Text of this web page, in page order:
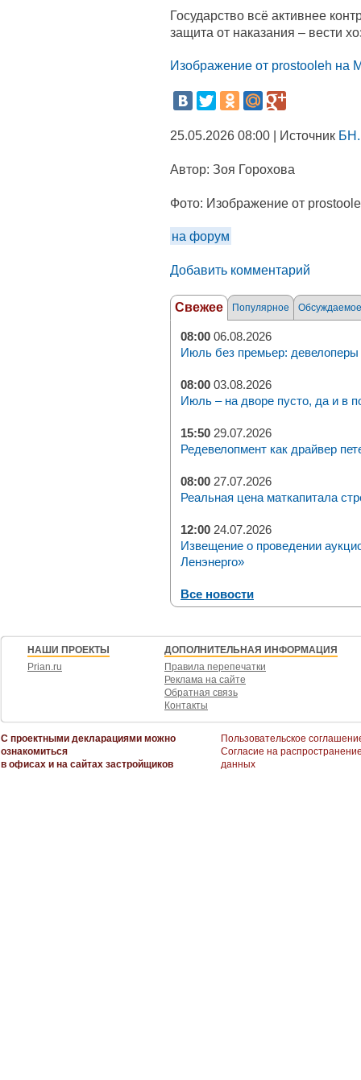
Государство всё активнее
защита от наказания – вести
Изображение от prostooleh на
25.05.2026 08:00 | Источник
Автор: Зоя Горохова
Фото: Изображение от
на форум
Добавить комментарий
Свежее Популярное Обсуждаемое
08:00 06.08.2026
Июль без премьер: девелоперы
08:00 03.08.2026
Июль – на дворе пусто, да и в
15:50 29.07.2026
Редевелопмент как драйвер
08:00 27.07.2026
Реальная цена маткапитала
12:00 24.07.2026
Извещение о проведении
Ленэнерго»
Все новости
НАШИ ПРОЕКТЫ
Prian.ru
ДОПОЛНИТЕЛЬНАЯ ИНФОРМАЦИЯ
Правила перепечатки
Реклама на сайте
Обратная связь
Контакты
С проектными декларациями можно
ознакомиться
в офисах и на сайтах застройщиков
Пользовательское
Согласие на
данных